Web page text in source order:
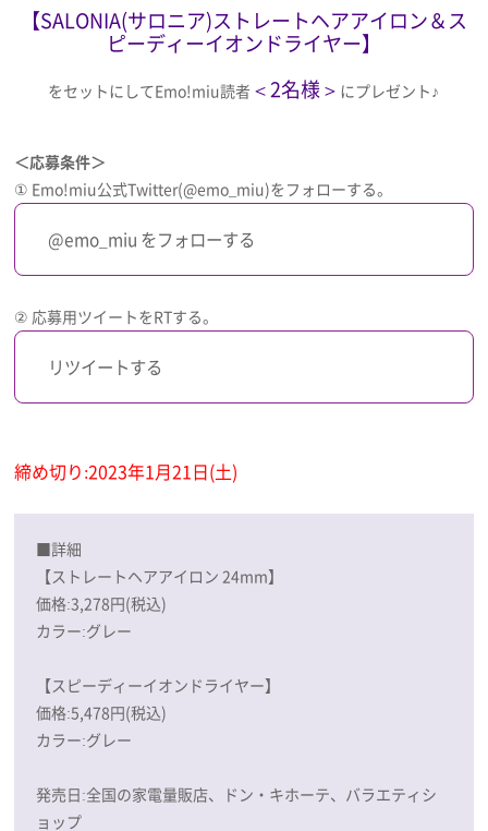
【SALONIA(サロニア)ストレートヘアアイロン＆ス
ピーディーイオンドライヤー】
をセットにしてEmo!miu読者 ＜2名様＞ にプレゼント♪
＜応募条件＞
① Emo!miu公式Twitter(@emo_miu)をフォローする。
@emo_miu をフォローする
② 応募用ツイートをRTする。
リツイートする
締め切り:2023年1月21日(土)
■詳細
【ストレートヘアアイロン 24mm】
価格:3,278円(税込)
カラー:グレー
【スピーディーイオンドライヤー】
価格:5,478円(税込)
カラー:グレー
発売日:全国の家電量販店、ドン・キホーテ、バラエティシ
ョップ